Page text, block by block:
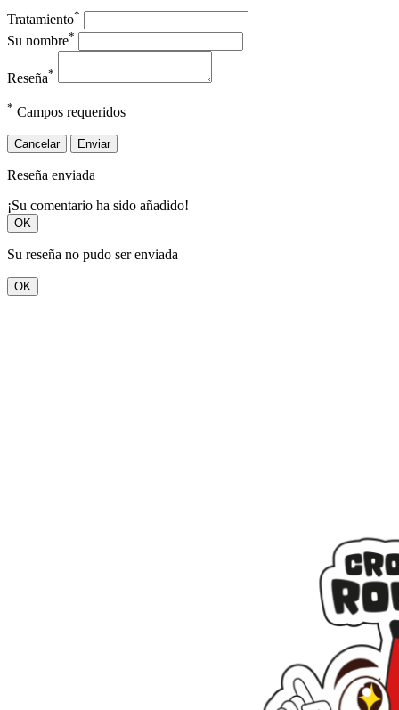
Tratamiento*
Su nombre*
Reseña*
* Campos requeridos
Cancelar Enviar
Reseña enviada
¡Su comentario ha sido añadido!
OK
Su reseña no pudo ser enviada
OK